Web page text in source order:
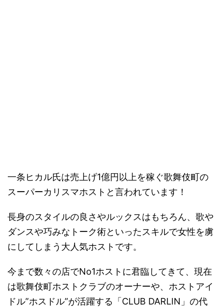
一条ヒカル氏は売上げ1億円以上を稼ぐ歌舞伎町の
スーパーカリスマホストと言われています！
長身のスタイルの良さやルックスはもちろん、歌や
ダンスや巧みなトーク術といったスキルで女性を虜
にしてしまう大人気ホストです。
今まで数々の店でNo1ホストに君臨してきて、現在
は歌舞伎町ホストクラブのオーナーや、ホストアイ
ドル”ホスドル”が活躍する「CLUB DARLIN」の代